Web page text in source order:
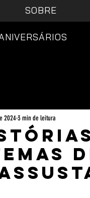
SOBRE
20243 min de leitura